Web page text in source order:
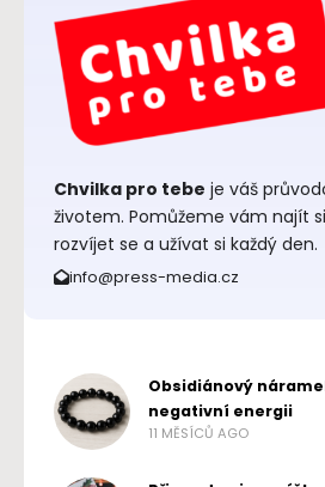
Chvilka pro tebe je váš
životem. Pomůžeme vám najít
rozvíjet se a užívat si každý den.
info@press-media.cz
Obsidiánový
negativní energii
11 MĚSÍCŮ AGO